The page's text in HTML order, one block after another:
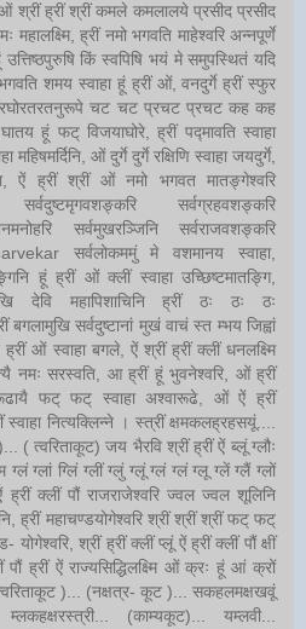
ओं श्रीं ह्रीं श्रीं कमले कमलालये प्रसीद प्रसीद
महालक्ष्मि, ह्रीं नमो भगवति माहेश्वरि अन्नपूर्णे
किं स्वपिषि भयं मे समुपस्थितं यदि
शमय स्वाहा हूं ह्रीं ओं, वनदुर्गे ह्रीं स्फुर
चट चट प्रचट प्रचट कह कह
हूं फट् विजयाघोरे, ह्रीं पद्मावति स्वाहा
महिषमर्दिनि, ओं दुर्गे दुर्गे रक्षिणि स्वाहा जयदुर्गे,
ऐं ह्रीं श्रीं ओं नमो भगवत मातङ्गेश्वरि
सर्वदुष्टमृगवशङ्करि सर्वग्रहवशङ्करि
सर्वमुखरञ्जिनि सर्वराजवशङ्करि
सर्वलोकममुं मे वशमानय स्वाहा,
हूं ह्रीं ओं क्लीं स्वाहा उच्छिष्टमातङ्गि,
देवि महापिशाचिनि ह्रीं ठः ठः ठः
बगलामुखि सर्वदुष्टानां मुखं वाचं स्त म्भय जिह्वां
ओं स्वाहा बगले, ऐं श्रीं ह्रीं क्लीं धनलक्ष्मि
नमः सरस्वति, आ ह्रीं हूं भुवनेश्वरि, ओं ह्रीं
फट् फट् स्वाहा अश्वारूढे, ओं ऐं ह्रीं
स्वाहा नित्यक्लिन्ने । स्त्रीं क्षमकलह्रहसयूं....
( त्वरिताकूट) जय भैरवि श्रीं ह्रीं ऐं ब्लूं ग्लौः
ग्लं ग्लां ग्लिं ग्लीं ग्लुं ग्लूं ग्लं ग्लं ग्लू ग्लें ग्लैं ग्लों
ह्रीं क्लीं पौं राजराजेश्वरि ज्वल ज्वल शूलिनि
ह्रीं महाचण्डयोगेश्वरि श्रीं श्रीं श्रीं फट् फट्
श्रीं ह्रीं क्लीं प्लूं ऐं ह्रीं क्लीं पौं क्षीं
पौं ह्रीं ऐं राज्यसिद्धिलक्ष्मि ओं क्रः हूं आं क्रों
)... (नक्षत्र- कूट )... सकहलमक्षखवूं
(काम्यकूट)... यम्लवी...